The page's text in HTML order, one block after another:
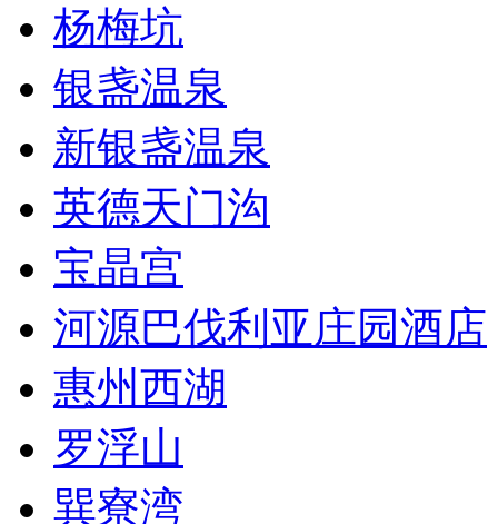
杨梅坑
银盏温泉
新银盏温泉
英德天门沟
宝晶宫
河源巴伐利亚庄园酒店
惠州西湖
罗浮山
巽寮湾